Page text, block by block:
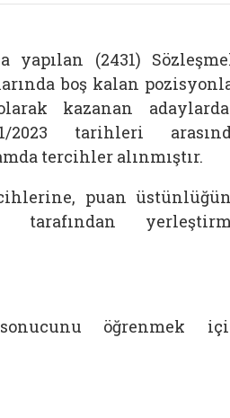
yapılan (2431)
boş kalan
kazanan
11/2023 tarihleri
tercihler alınmıştır.
puan
tarafından
öğrenmek